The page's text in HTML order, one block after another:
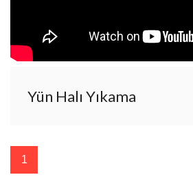
Yün Halı Yıkama
1